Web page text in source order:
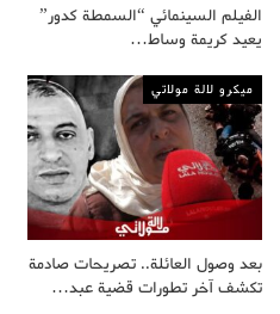
الفيلم السينمائي “السمطة كدور”
يعيد كريمة وساط…
ميكرو لالة مولاتي
بعد وصول العائلة.. تصريحات صادمة
تكشف آخر تطورات قضية عبد…